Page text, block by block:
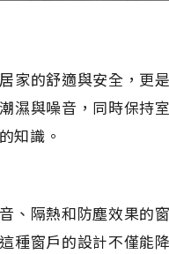
家的舒適與安全，更
濕與噪音，同時保持
知識。
、隔熱和防塵效果的
種窗戶的設計不僅能